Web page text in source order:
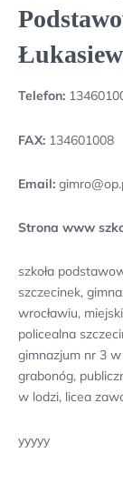
Telefon:
FAX: 134601008
Email:
Strona www
szkoła
szczecinek,
wrocławiu,
policealna
gimnazjum nr 3
grabonóg,
w lodzi, licea
yyyyy